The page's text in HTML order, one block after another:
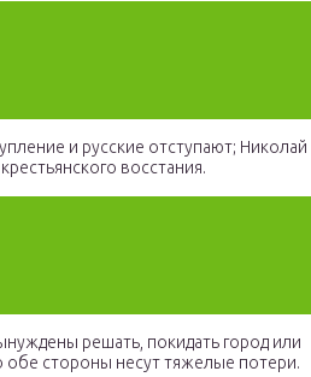
и русские отступают; Николай
восстания.
решать, покидать город или
обе стороны несут тяжелые потери.